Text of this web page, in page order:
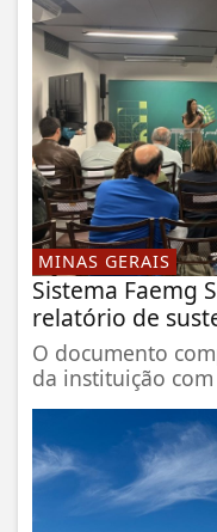
MINAS GERAIS
Sistema Faemg
relatório de
O documento
da instituição